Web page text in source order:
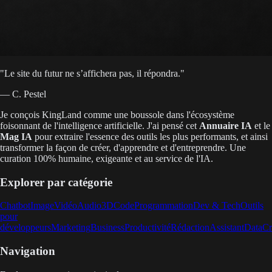
"Le site du futur ne s’affichera pas, il répondra."
— C. Pestel
Je conçois KingLand comme une boussole dans l'écosystème
foisonnant de l'intelligence artificielle. J'ai pensé cet Annuaire IA et le
Mag IA pour extraire l'essence des outils les plus performants, et ainsi
transformer la façon de créer, d'apprendre et d'entreprendre. Une
curation 100% humaine, exigeante et au service de l'IA.
Explorer par catégorie
ChatbotImageVidéoAudio3DCodeProgrammationDev & TechOutils
pour
développeursMarketingBusinessProductivitéRédactionAssistantData
Navigation